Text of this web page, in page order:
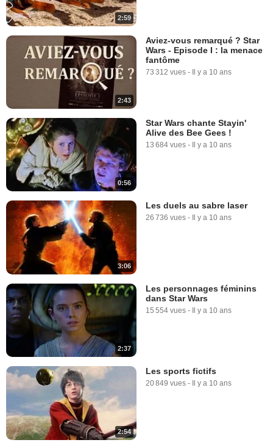
2:59
2:43
Aviez-vous remarqué ? Star
Wars - Episode I : la menace
fantôme
73 312 vues - Il y a 10 ans
0:56
Star Wars chante Stayin'
Alive des Bee Gees !
13 684 vues - Il y a 10 ans
3:06
Les duels au sabre laser
26 736 vues - Il y a 10 ans
2:37
Les personnages féminins
dans Star Wars
15 554 vues - Il y a 10 ans
2:54
Les sports fictifs
20 849 vues - Il y a 10 ans